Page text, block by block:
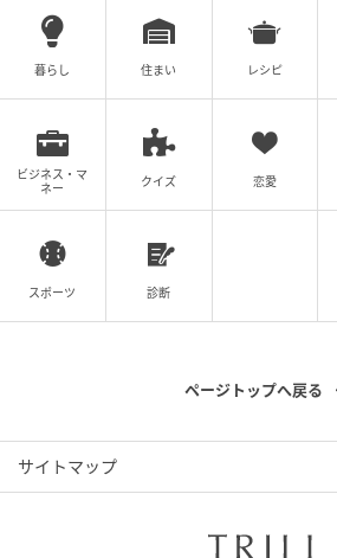
暮らし 住まい レシピ
ビジネス・マ
ネー
クイズ 恋愛
スポーツ 診断
ページトップへ戻る
サイトマップ